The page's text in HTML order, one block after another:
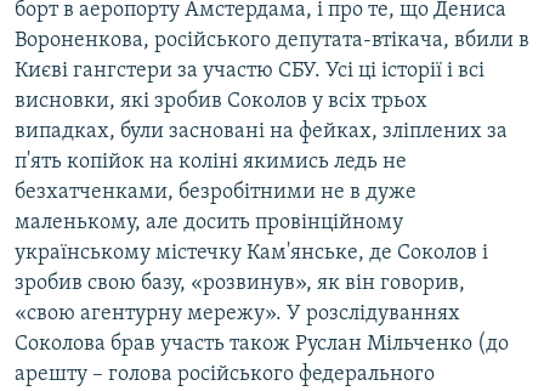
борт в аеропорту Амстердама, і про те, що Дениса
Вороненкова, російського депутата-втікача, вбили в
Києві гангстери за участю СБУ. Усі ці історії і всі
висновки, які зробив Соколов у всіх трьох
випадках, були засновані на фейках, зліплених за
п'ять копійок на коліні якимись ледь не
безхатченками, безробітними не в дуже
маленькому, але досить провінційному
українському містечку Кам'янське, де Соколов і
зробив свою базу, «розвинув», як він говорив,
«свою агентурну мережу». У розслідуваннях
Соколова брав участь також Руслан Мільченко (до
арешту – голова російського федерального